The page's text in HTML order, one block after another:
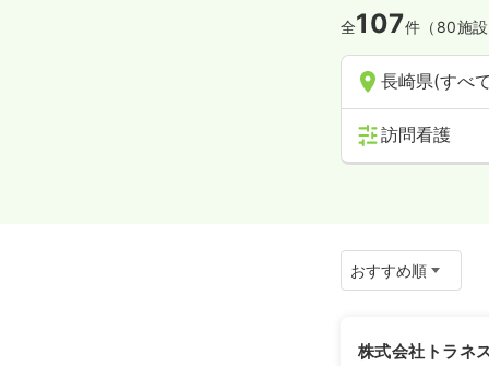
全107件（80施
長崎県(すべ
訪問看護
株式会社トラネ